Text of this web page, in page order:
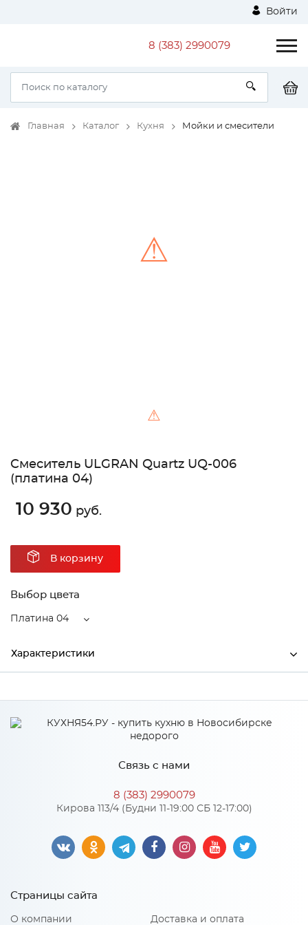
Войти
8 (383) 2990079
Главная Каталог Кухня Мойки и смесители
⚠
⚠
Cмеситель ULGRAN Quartz UQ-006
(платина 04)
10 930 руб.
В корзину
Выбор цвета
Платина 04
Характеристики
Производитель Торговый дом "Улгран"
Особенности
Связь с нами
8 (383) 2990079
Кирова 113/4 (Будни 11-19:00 СБ 12-17:00)
Страницы сайта
О компании Доставка и оплата